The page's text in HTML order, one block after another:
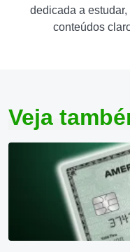
dedicada a
conteúdos
Veja